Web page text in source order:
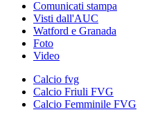
Comunicati stampa
Visti dall'AUC
Watford e Granada
Foto
Video
Calcio fvg
Calcio Friuli FVG
Calcio Femminile FVG